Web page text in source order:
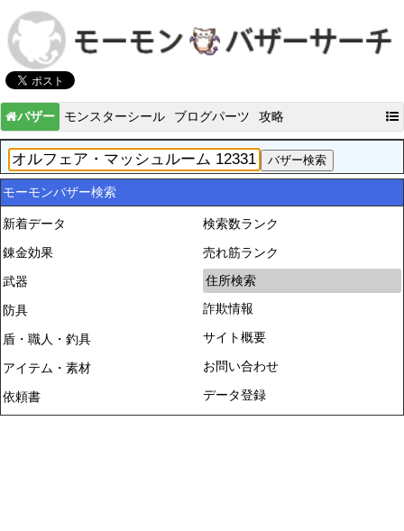
バザー モンスターシール ブログパーツ 攻略
モーモンバザー検索
新着データ
錬金効果
武器
防具
盾・職人・釣具
アイテム・素材
依頼書
検索数ランク
売れ筋ランク
住所検索
詐欺情報
サイト概要
お問い合わせ
データ登録